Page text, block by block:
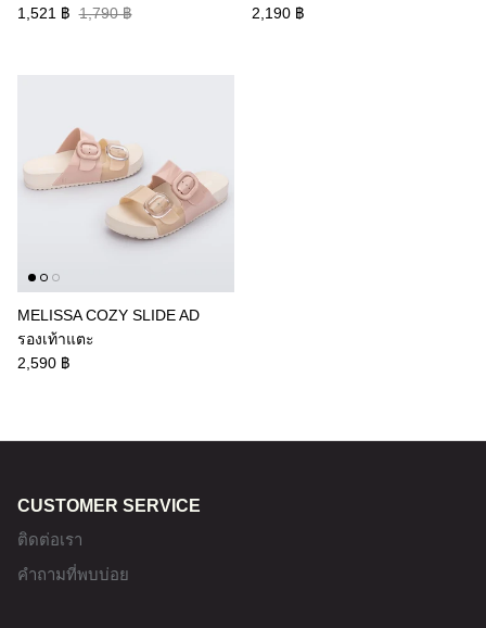
1,521 ฿ 1,790 ฿
2,190 ฿
MELISSA COZY SLIDE AD
รองเท้าแตะ
2,590 ฿
CUSTOMER SERVICE
ติดต่อเรา
คำถามที่พบบ่อย